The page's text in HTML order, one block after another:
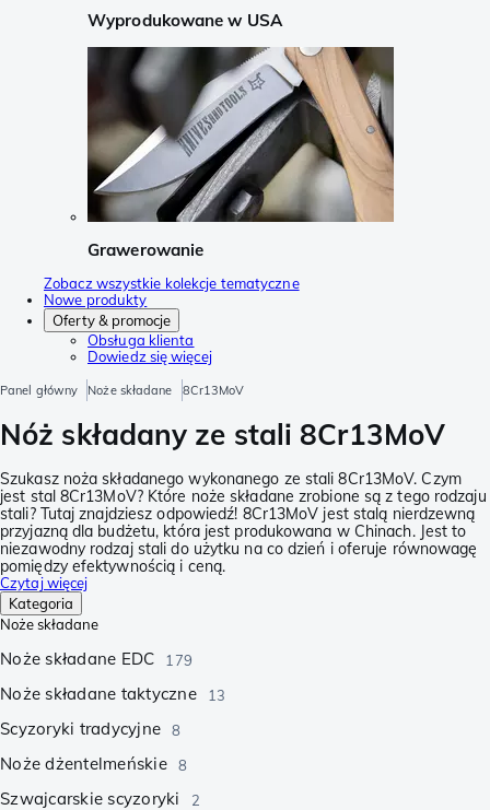
Wyprodukowane w USA
Grawerowanie
Zobacz wszystkie kolekcje tematyczne
Nowe produkty
Oferty & promocje
Obsługa klienta
Dowiedz się więcej
Panel główny Noże składane 8Cr13MoV
Nóż składany ze stali 8Cr13MoV
Szukasz noża składanego wykonanego ze stali 8Cr13MoV. Czym
jest stal 8Cr13MoV? Które noże składane zrobione są z tego rodzaju
stali? Tutaj znajdziesz odpowiedź! 8Cr13MoV jest stalą nierdzewną
przyjazną dla budżetu, która jest produkowana w Chinach. Jest to
niezawodny rodzaj stali do użytku na co dzień i oferuje równowagę
pomiędzy efektywnością i ceną.
Czytaj więcej
Kategoria
Noże składane
Noże składane EDC 179
Noże składane taktyczne 13
Scyzoryki tradycyjne 8
Noże dżentelmeńskie 8
Szwajcarskie scyzoryki 2